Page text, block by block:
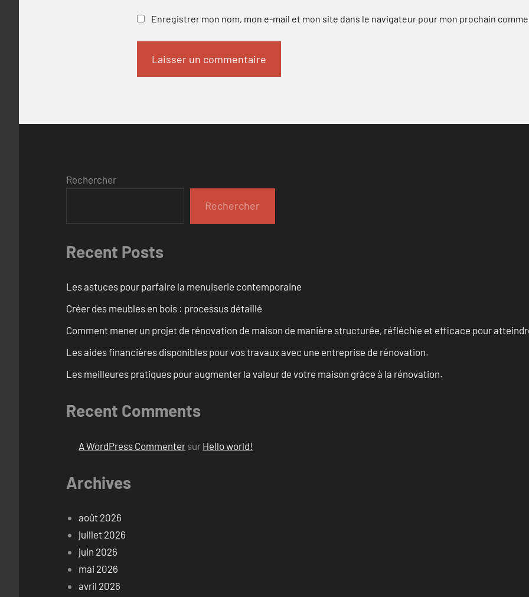
Enregistrer mon nom, mon e-mail et mon site dans le navigateur pour mon prochain
Rechercher
Rechercher
Recent Posts
Les astuces pour parfaire la menuiserie contemporaine
Créer des meubles en bois : processus détaillé
Comment mener un projet de rénovation de maison de manière structurée, réfléchie et efficace pour
Les aides financières disponibles pour vos travaux avec une entreprise de rénovation.
Les meilleures pratiques pour augmenter la valeur de votre maison grâce à la rénovation.
Recent Comments
A WordPress Commenter sur Hello world!
Archives
août 2026
juillet 2026
juin 2026
mai 2026
avril 2026